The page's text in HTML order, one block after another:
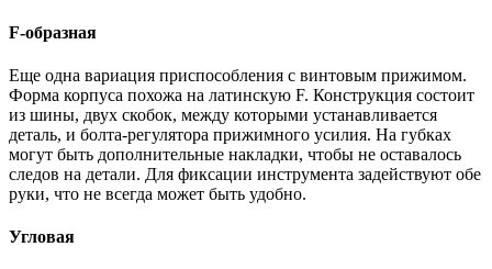
F-образная
Еще одна вариация приспособления с винтовым прижимом.
Форма корпуса похожа на латинскую F. Конструкция состоит
из шины, двух скобок, между которыми устанавливается
деталь, и болта-регулятора прижимного усилия. На губках
могут быть дополнительные накладки, чтобы не оставалось
следов на детали. Для фиксации инструмента задействуют обе
руки, что не всегда может быть удобно.
Угловая